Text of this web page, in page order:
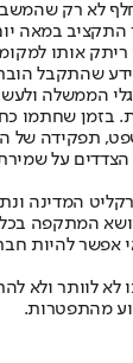
לא רק
התקציב
אותו
הממשלה
שחתמו
תפקידה של
על
המדינה
מושא
אפשר להיות
לוותר ולא
מהתפטרות.